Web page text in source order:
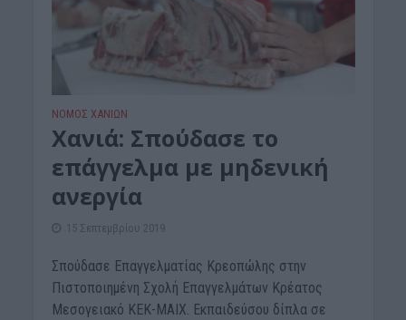
ΝΟΜΌΣ ΧΑΝΊΩΝ
Χανιά: Σπούδασε το
επάγγελμα με μηδενική
ανεργία
15 Σεπτεμβρίου 2019
Σπούδασε Επαγγελματίας Κρεοπώλης στην
Πιστοποιημένη Σχολή Επαγγελμάτων Κρέατος
Μεσογειακό ΚΕΚ-ΜΑΙΧ. Εκπαιδεύσου δίπλα σε